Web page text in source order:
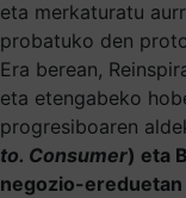
eta merkaturatu
probatuko den
Era berean,
eta etengabeko
progresiboaren
to. Consumer) eta
negozio-